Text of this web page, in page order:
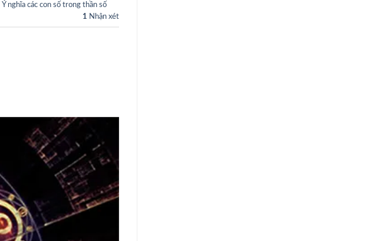
Ý nghĩa các con số trong thần số
1 Nhận xét